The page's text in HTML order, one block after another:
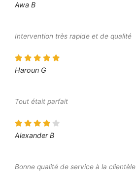
Awa B
Intervention très rapide et de qualité
Haroun G
Tout était parfait
Alexander B
Bonne qualité de service à la clientèle